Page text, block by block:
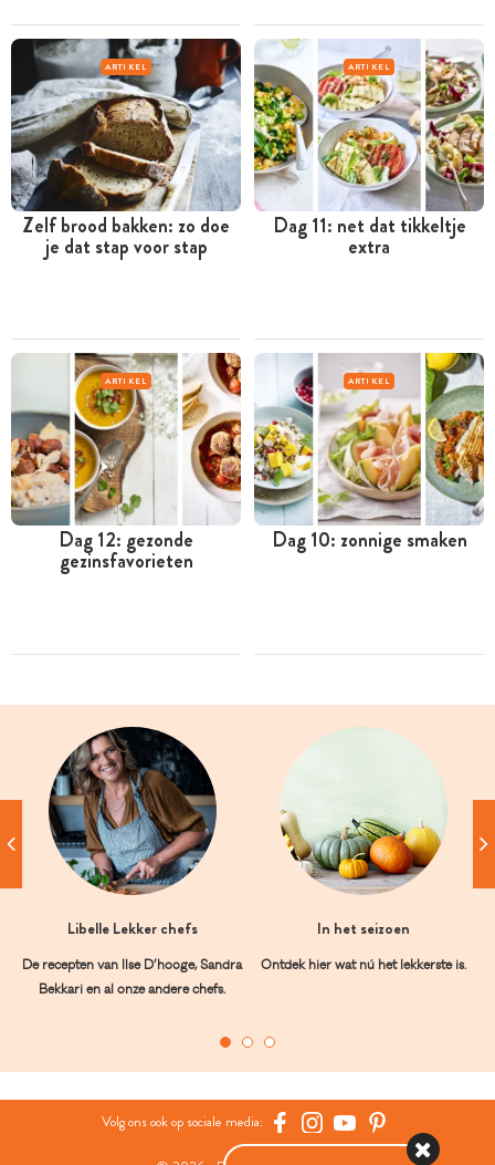
ARTIKEL
Zelf brood bakken: zo doe
je dat stap voor stap
ARTIKEL
Dag 11: net dat tikkeltje
extra
ARTIKEL
Dag 12: gezonde
gezinsfavorieten
ARTIKEL
Dag 10: zonnige smaken
Libelle Lekker chefs
De recepten van Ilse D’hooge, Sandra
Bekkari en al onze andere chefs.
In het seizoen
Ontdek hier wat nú het lekkerste is.
Volg ons ook op sociale media: